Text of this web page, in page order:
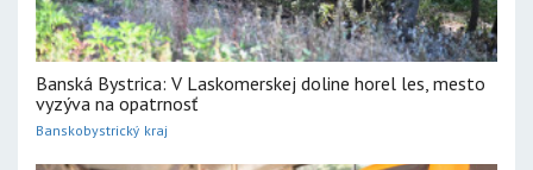
Banská Bystrica: V Laskomerskej doline horel les, mesto
vyzýva na opatrnosť
Banskobystrický kraj